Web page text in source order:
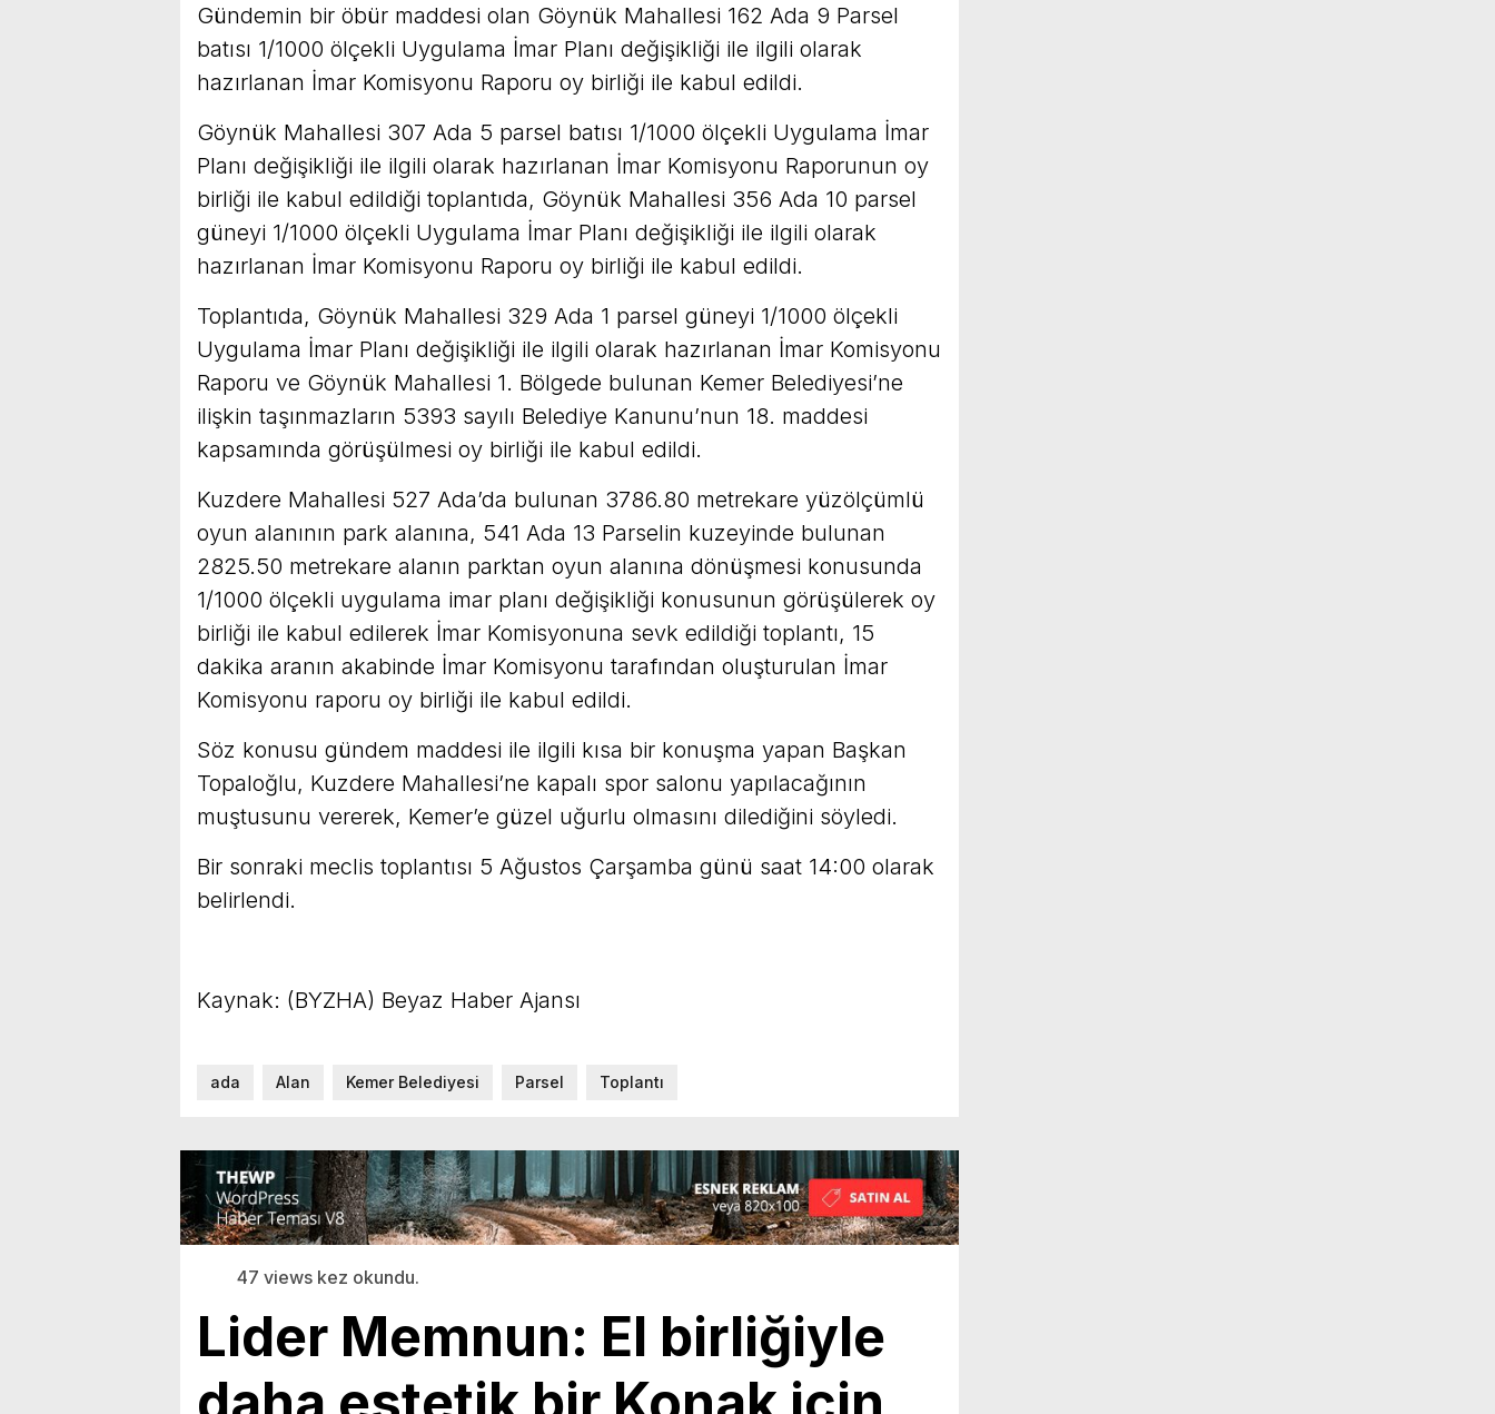
Gündemin bir öbür maddesi olan Göynük Mahallesi 162 Ada 9 Parsel
batısı 1/1000 ölçekli Uygulama İmar Planı değişikliği ile ilgili olarak
hazırlanan İmar Komisyonu Raporu oy birliği ile kabul edildi.
Göynük Mahallesi 307 Ada 5 parsel batısı 1/1000 ölçekli Uygulama İmar
Planı değişikliği ile ilgili olarak hazırlanan İmar Komisyonu Raporunun oy
birliği ile kabul edildiği toplantıda, Göynük Mahallesi 356 Ada 10 parsel
güneyi 1/1000 ölçekli Uygulama İmar Planı değişikliği ile ilgili olarak
hazırlanan İmar Komisyonu Raporu oy birliği ile kabul edildi.
Toplantıda, Göynük Mahallesi 329 Ada 1 parsel güneyi 1/1000 ölçekli
Uygulama İmar Planı değişikliği ile ilgili olarak hazırlanan İmar Komisyonu
Raporu ve Göynük Mahallesi 1. Bölgede bulunan Kemer Belediyesi’ne
ilişkin taşınmazların 5393 sayılı Belediye Kanunu’nun 18. maddesi
kapsamında görüşülmesi oy birliği ile kabul edildi.
Kuzdere Mahallesi 527 Ada’da bulunan 3786.80 metrekare yüzölçümlü
oyun alanının park alanına, 541 Ada 13 Parselin kuzeyinde bulunan
2825.50 metrekare alanın parktan oyun alanına dönüşmesi konusunda
1/1000 ölçekli uygulama imar planı değişikliği konusunun görüşülerek oy
birliği ile kabul edilerek İmar Komisyonuna sevk edildiği toplantı, 15
dakika aranın akabinde İmar Komisyonu tarafından oluşturulan İmar
Komisyonu raporu oy birliği ile kabul edildi.
Söz konusu gündem maddesi ile ilgili kısa bir konuşma yapan Başkan
Topaloğlu, Kuzdere Mahallesi’ne kapalı spor salonu yapılacağının
muştusunu vererek, Kemer’e güzel uğurlu olmasını dilediğini söyledi.
Bir sonraki meclis toplantısı 5 Ağustos Çarşamba günü saat 14:00 olarak
belirlendi.
Kaynak: (BYZHA) Beyaz Haber Ajansı
ada Alan Kemer Belediyesi Parsel Toplantı
47 views kez okundu.
Lider Memnun: El birliğiyle